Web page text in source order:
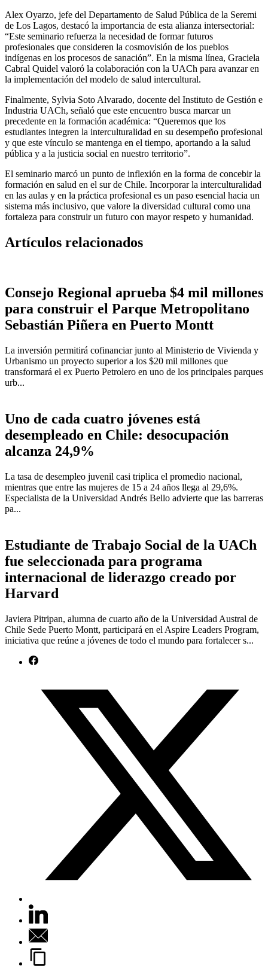
Alex Oyarzo, jefe del Departamento de Salud Pública de la Seremi
de Los Lagos, destacó la importancia de esta alianza intersectorial:
“Este seminario refuerza la necesidad de formar futuros
profesionales que consideren la cosmovisión de los pueblos
indígenas en los procesos de sanación”. En la misma línea, Graciela
Cabral Quidel valoró la colaboración con la UACh para avanzar en
la implementación del modelo de salud intercultural.
Finalmente, Sylvia Soto Alvarado, docente del Instituto de Gestión e
Industria UACh, señaló que este encuentro busca marcar un
precedente en la formación académica: “Queremos que los
estudiantes integren la interculturalidad en su desempeño profesional
y que este vínculo se mantenga en el tiempo, aportando a la salud
pública y a la justicia social en nuestro territorio”.
El seminario marcó un punto de inflexión en la forma de concebir la
formación en salud en el sur de Chile. Incorporar la interculturalidad
en las aulas y en la práctica profesional es un paso esencial hacia un
sistema más inclusivo, que valore la diversidad cultural como una
fortaleza para construir un futuro con mayor respeto y humanidad.
Artículos relacionados
Consejo Regional aprueba $4 mil millones
para construir el Parque Metropolitano
Sebastián Piñera en Puerto Montt
La inversión permitirá cofinanciar junto al Ministerio de Vivienda y
Urbanismo un proyecto superior a los $20 mil millones que
transformará el ex Puerto Petrolero en uno de los principales parques
urb...
Uno de cada cuatro jóvenes está
desempleado en Chile: desocupación
alcanza 24,9%
La tasa de desempleo juvenil casi triplica el promedio nacional,
mientras que entre las mujeres de 15 a 24 años llega al 29,6%.
Especialista de la Universidad Andrés Bello advierte que las barreras
pa...
Estudiante de Trabajo Social de la UACh
fue seleccionada para programa
internacional de liderazgo creado por
Harvard
Javiera Pitripan, alumna de cuarto año de la Universidad Austral de
Chile Sede Puerto Montt, participará en el Aspire Leaders Program,
iniciativa que reúne a jóvenes de todo el mundo para fortalecer s...